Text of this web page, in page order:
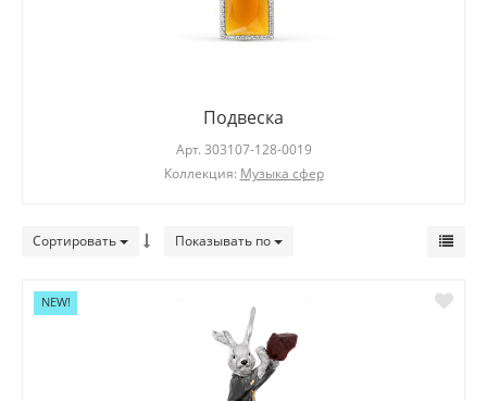
Подвеска
Арт. 303107-128-0019
Коллекция: Музыка сфер
Сортировать Показывать по
NEW!